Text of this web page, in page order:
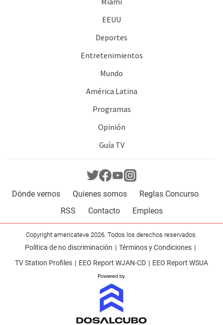
EEUU
Deportes
Entretenimientos
Mundo
América Latina
Programas
Opinión
Guía TV
Dónde vernos Quienes somos
Reglas Concurso
RSS
Contacto Empleos
Copyright americateve 2026. Todos los derechos reservados.
Política de no discriminación
Términos y Condiciones
TV Station Profiles
EEO Report WJAN-CD EEO Report WSUA